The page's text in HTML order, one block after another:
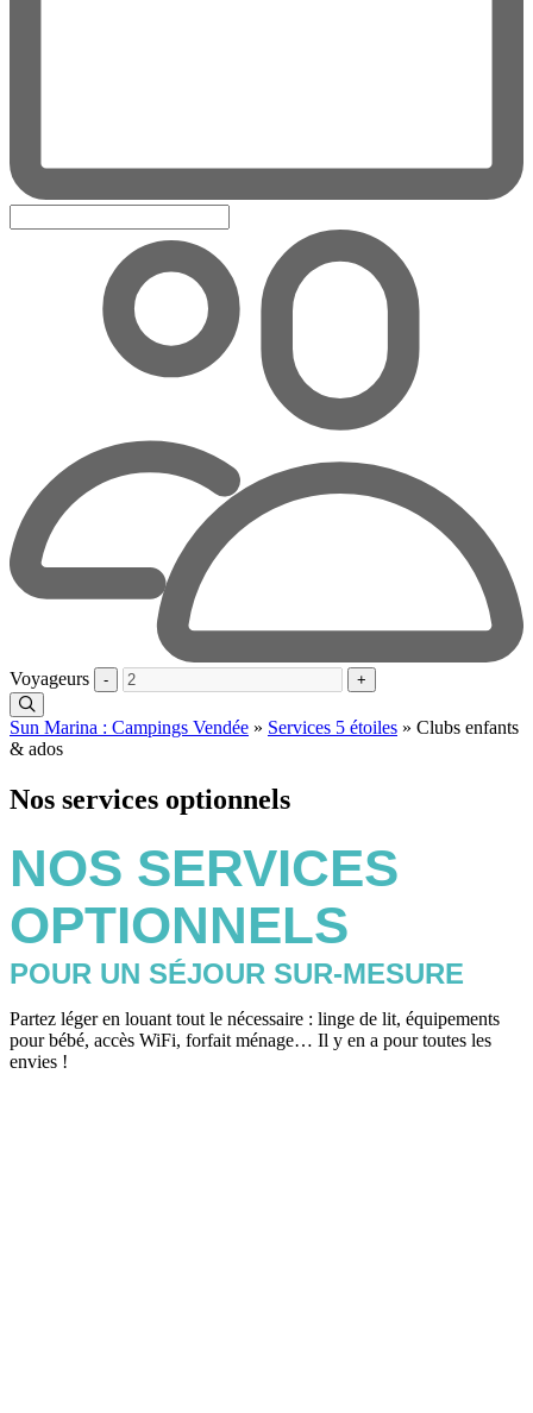
Voyageurs - +
Sun Marina : Campings Vendée » Services 5 étoiles » Clubs enfants
& ados
Nos services optionnels
NOS SERVICES
OPTIONNELS
POUR UN SÉJOUR SUR-MESURE
Partez léger en louant tout le nécessaire : linge de lit, équipements
pour bébé, accès WiFi, forfait ménage… Il y en a pour toutes les
envies !